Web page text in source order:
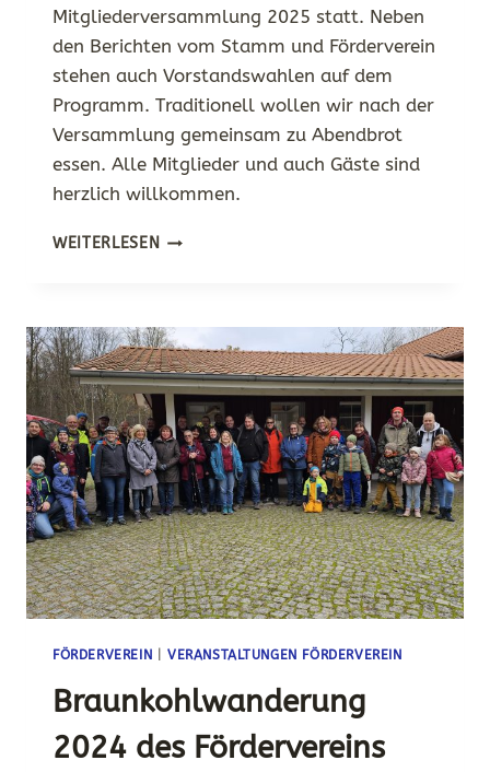
Mitgliederversammlung 2025 statt. Neben
den Berichten vom Stamm und Förderverein
stehen auch Vorstandswahlen auf dem
Programm. Traditionell wollen wir nach der
Versammlung gemeinsam zu Abendbrot
essen. Alle Mitglieder und auch Gäste sind
herzlich willkommen.
WEITERLESENMITGLIEDERVERSAMMLUNG
UM
19:30
UHR
FÖRDERVEREIN VERANSTALTUNGEN FÖRDERVEREIN
Braunkohlwanderung
2024 des Fördervereins